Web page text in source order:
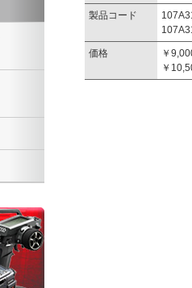
製品コード
価格
￥
￥